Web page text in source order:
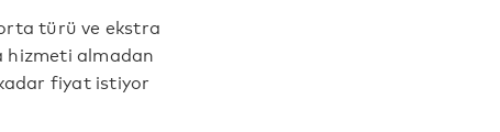
türü ve ekstra
hizmeti almadan
fiyat istiyor